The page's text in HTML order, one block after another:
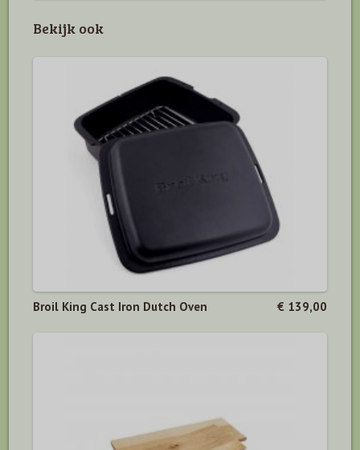
Bekijk ook
Broil King Cast Iron Dutch Oven € 139,00